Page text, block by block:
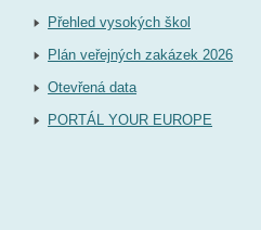
Přehled vysokých škol
Plán veřejných zakázek 2026
Otevřená data
PORTÁL YOUR EUROPE